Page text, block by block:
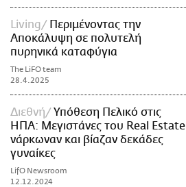
Living
Περιμένοντας την
Αποκάλυψη σε πολυτελή
πυρηνικά καταφύγια
The LiFO team
28.4.2025
Διεθνή
Υπόθεση Πελικό στις
ΗΠΑ: Μεγιστάνες του Real Estate
νάρκωναν και βίαζαν δεκάδες
γυναίκες
LifO Newsroom
12.12.2024